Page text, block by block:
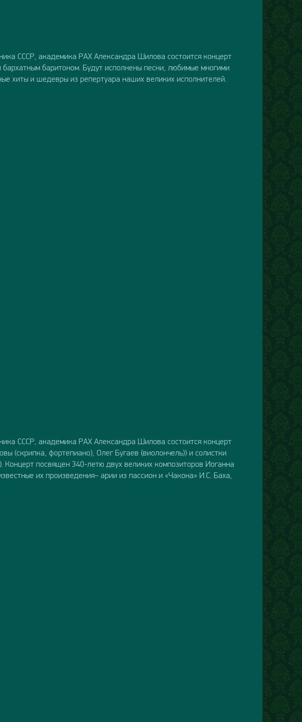
СССР, академика РАХ Александра Шилова состоится концерт
баритоном. Будут исполнены песни, любимые многими
хиты и шедевры из репертуара наших великих исполнителей.
СССР, академика РАХ Александра Шилова состоится концерт
(скрипка, фортепиано), Олег Бугаев (виолончель)) и солистки
посвящен 340-летю двух великих композиторов Иоганна
их произведения– арии из пассион и «Чакона» И.С. Баха,